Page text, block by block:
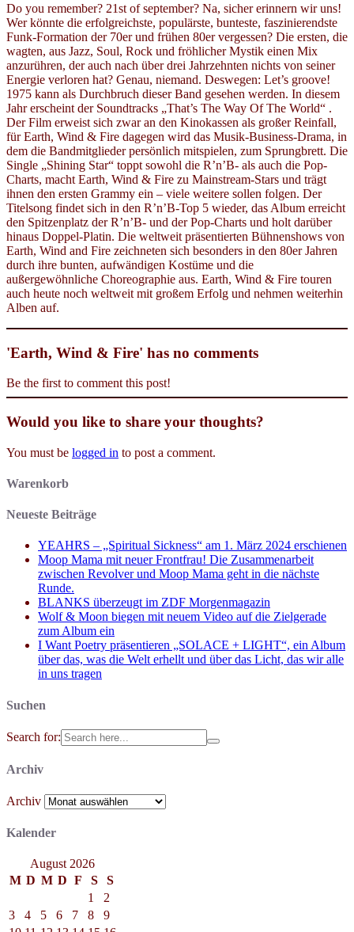
Do you remember? 21st of september? Na, sicher erinnern wir uns!
Wer könnte die erfolgreichste, populärste, bunteste, faszinierendste
Funk-Formation der 70er und frühen 80er vergessen? Die ersten, die
wagten, aus Jazz, Soul, Rock und fröhlicher Mystik einen Mix
anzurühren, der auch nach über drei Jahrzehnten nichts von seiner
Energie verloren hat? Genau, niemand. Deswegen: Let’s groove!
1975 kann als Durchbruch dieser Band gesehen werden. In diesem
Jahr erscheint der Soundtracks „That’s The Way Of The World“ .
Der Film erweist sich zwar an den Kinokassen als großer Reinfall,
für Earth, Wind & Fire dagegen wird das Musik-Business-Drama, in
dem die Bandmitglieder persönlich mitspielen, zum Sprungbrett. Die
Single „Shining Star“ toppt sowohl die R’n’B- als auch die Pop-
Charts, macht Earth, Wind & Fire zu Mainstream-Stars und trägt
ihnen den ersten Grammy ein – viele weitere sollen folgen. Der
Titelsong findet sich in den R’n’B-Top 5 wieder, das Album erreicht
den Spitzenplatz der R’n’B- und der Pop-Charts und holt darüber
hinaus Doppel-Platin. Die weltweit präsentierten Bühnenshows von
Earth, Wind and Fire zeichneten sich besonders in den 80er Jahren
durch ihre bunten, aufwändigen Kostüme und die
außergewöhnliche Choreographie aus. Earth, Wind & Fire touren
auch heute noch weltweit mit großem Erfolg und nehmen weiterhin
Alben auf.
'Earth, Wind & Fire' has no comments
Be the first to comment this post!
Would you like to share your thoughts?
You must be logged in to post a comment.
Warenkorb
Neueste Beiträge
YEAHRS – „Spiritual Sickness“ am 1. März 2024 erschienen
Moop Mama mit neuer Frontfrau! Die Zusammenarbeit
zwischen Revolver und Moop Mama geht in die nächste
Runde.
BLANKS überzeugt im ZDF Morgenmagazin
Wolf & Moon biegen mit neuem Video auf die Zielgerade
zum Album ein
I Want Poetry präsentieren „SOLACE + LIGHT“, ein Album
über das, was die Welt erhellt und über das Licht, das wir alle
in uns tragen
Suchen
Search for:
Archiv
Archiv
Kalender
August 2026
M D M D F S
S
1
2
3
4 5 6 7 8
9